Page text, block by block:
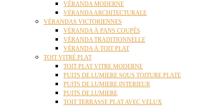
VÉRANDA MODERNE
VÉRANDA ARCHITECTURALE
VÉRANDAS VICTORIENNES
VÉRANDA À PANS COUPÉS
VÉRANDA TRADITIONNELLE
VÉRANDA À TOIT PLAT
TOIT VITRÉ PLAT
TOIT PLAT VITRE MODERNE
PUITS DE LUMIERE SOUS TOITURE PLATE
PUITS DE LUMIERE INTERIEUR
PUITS DE LUMIERE
TOIT TERRASSE PLAT AVEC VELUX